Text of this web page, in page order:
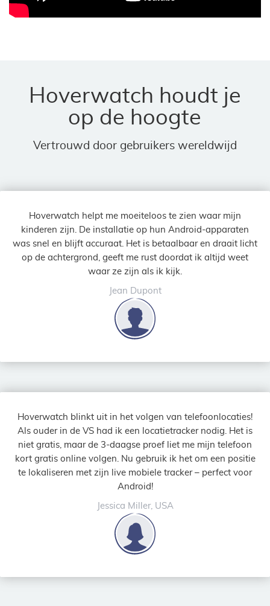
Hoverwatch houdt je
op de hoogte
Vertrouwd door gebruikers wereldwijd
Hoverwatch blinkt uit in het volgen van telefoonlocaties!
Als ouder in de VS had ik een locatietracker nodig. Het is
niet gratis, maar de 3-daagse proef liet me mijn telefoon
kort gratis online volgen. Nu gebruik ik het om een positie
te lokaliseren met zijn live mobiele tracker – perfect voor
Android!
Jessica Miller, USA
Hoverwatch helpt me moeiteloos te zien waar mijn
kinderen zijn. De installatie op hun Android-apparaten
was snel en blijft accuraat. Het is betaalbaar en draait licht
op de achtergrond, geeft me rust doordat ik altijd weet
waar ze zijn als ik kijk.
Jean Dupont